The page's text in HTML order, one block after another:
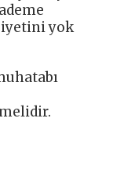
yok